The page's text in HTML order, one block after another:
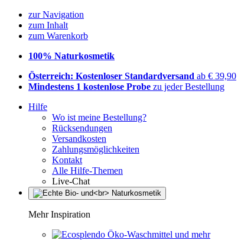
zur Navigation
zum Inhalt
zum Warenkorb
100% Naturkosmetik
Österreich: Kostenloser Standardversand ab € 39,90
Mindestens 1 kostenlose Probe zu jeder Bestellung
Hilfe
Wo ist meine Bestellung?
Rücksendungen
Versandkosten
Zahlungsmöglichkeiten
Kontakt
Alle Hilfe-Themen
Live-Chat
Mehr Inspiration
Öko-Waschmittel und mehr